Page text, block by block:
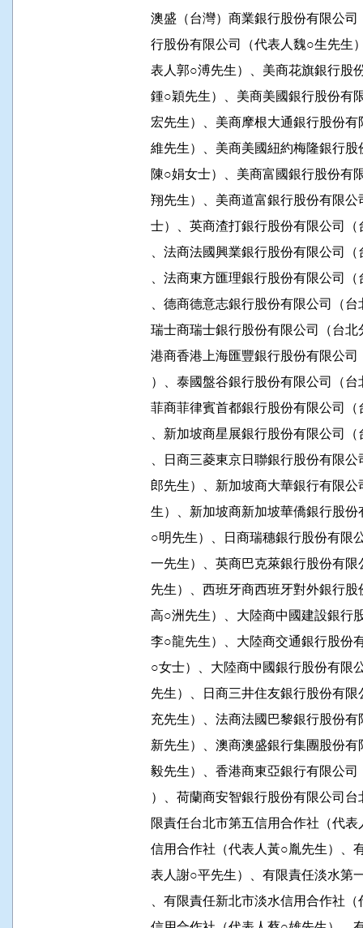
澳盛（台灣）商業銀行股份有限
行股份有限公司（代表人魏○生先
表人郭○溥先生）、美商花旗銀行
鍾○穎先生）、美商美國銀行股份
宏先生）、美商摩根大通銀行股
維先生）、美商美國紐約梅隆銀
陳○娟女士）、美商富國銀行股份
翔先生）、美商道富銀行股份有
士）、英商渣打銀行股份有限公
、法商法國興業銀行股份有限公
、法商東方匯理銀行股份有限公
、德商德意志銀行股份有限公司
瑞士商瑞士銀行股份有限公司（
港商香港上海匯豐銀行股份有限
）、泰國盤谷銀行股份有限公司
菲商菲律賓首都銀行股份有限公
、新加坡商星展銀行股份有限公
、日商三菱東京日聯銀行股份有
郎先生）、新加坡商大華銀行有
生）、新加坡商新加坡華僑銀行
○明先生）、日商瑞穗銀行股份有
一先生）、英商巴克萊銀行股份
先生）、西班牙商西班牙對外銀
高○洲先生）、大陸商中國建設銀
李○龍先生）、大陸商交通銀行股
○女士）、大陸商中國銀行股份有
先生）、日商三井住友銀行股份
充先生）、法商法國巴黎銀行股
新先生）、澳商澳盛銀行集團股
毅先生）、香港商東亞銀行有限
）、荷蘭商安智銀行股份有限公
限責任台北市第五信用合作社（
信用合作社（代表人黃○胤先生）
表人謝○平先生）、有限責任淡水
、有限責任新北市淡水信用合作